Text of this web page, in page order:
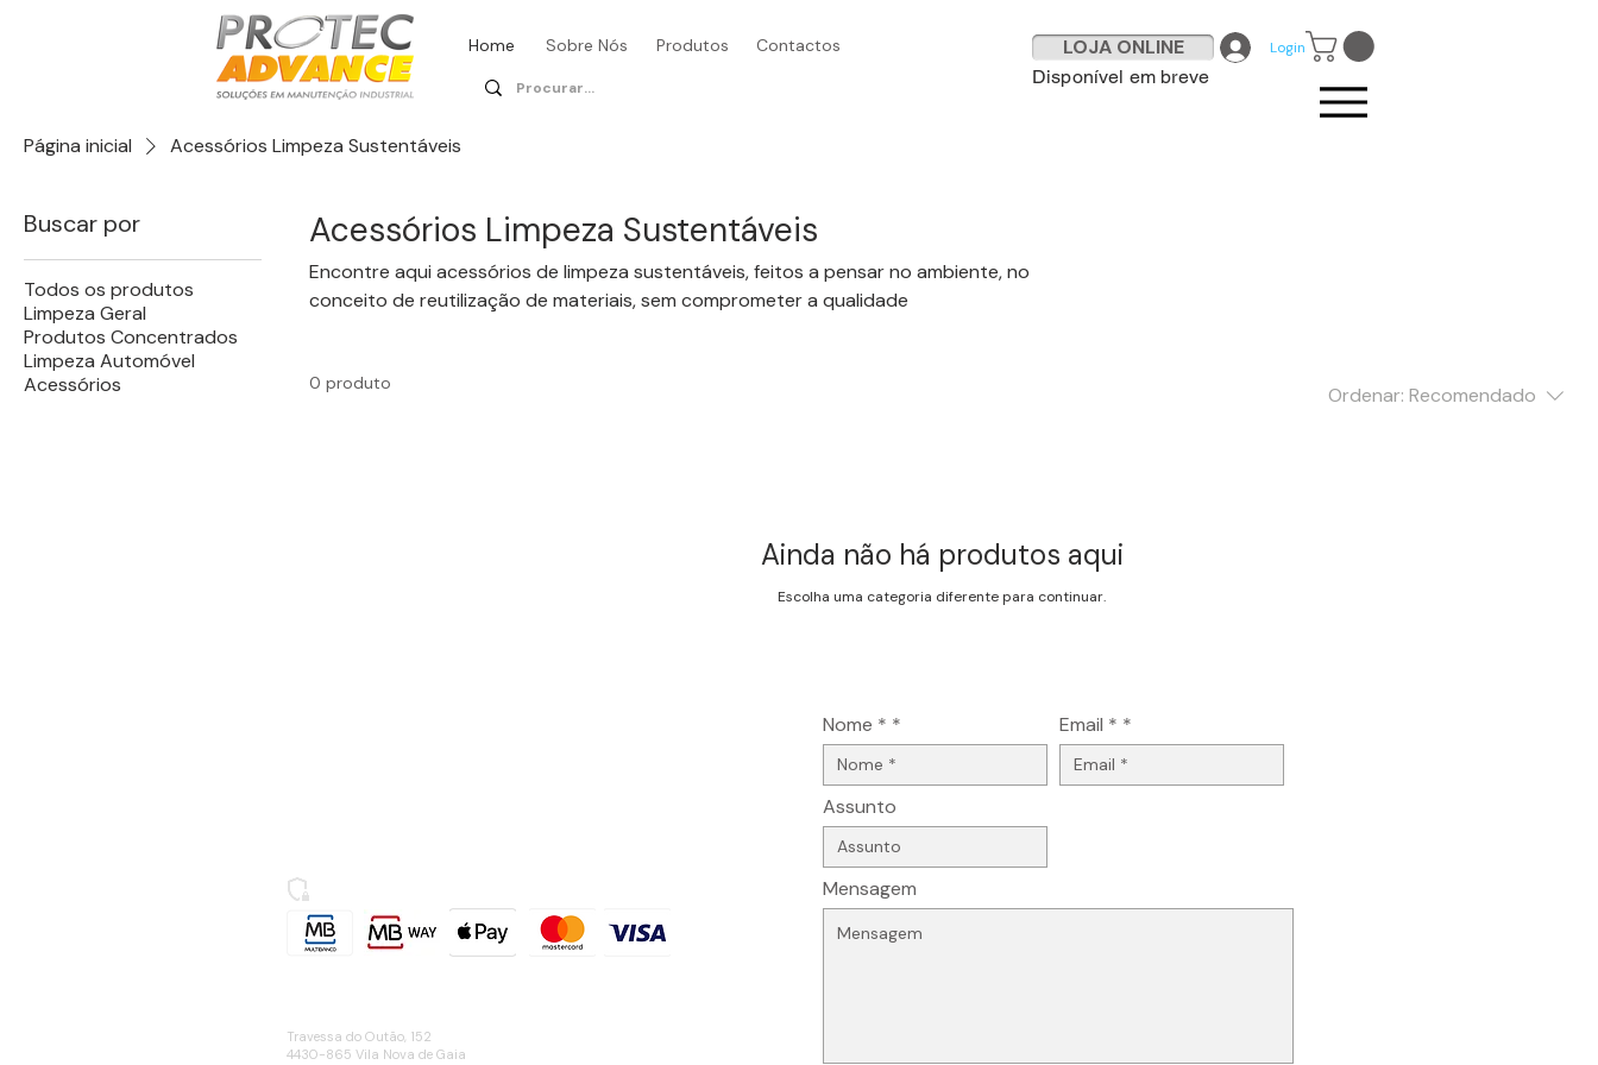
Home Sobre Nós Produtos Contactos LOJA ONLINE Login
Disponível em breve
Página inicial Acessórios Limpeza Sustentáveis
Buscar por
Todos os produtos
Limpeza Geral
Produtos Concentrados
Limpeza Automóvel
Acessórios
Acessórios Limpeza Sustentáveis
Encontre aqui acessórios de limpeza sustentáveis, feitos a pensar no ambiente, no
conceito de reutilização de materiais, sem comprometer a qualidade
0 produto Ordenar: Recomendado
Ainda não há produtos aqui
Escolha uma categoria diferente para continuar.
Travessa do Outão, 152
4430-865 Vila Nova de Gaia
Nome *
Email *
Assunto
Mensagem